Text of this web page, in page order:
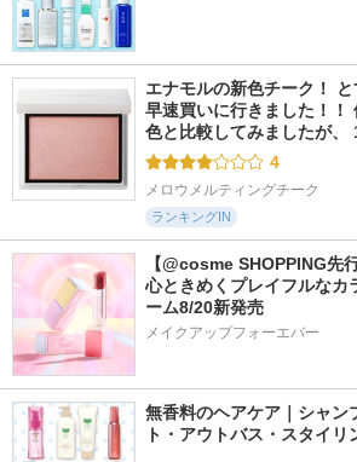
エナモルの新色チーク！
早速買いに行きました！！
色と比較してみましたが
4
メロウメルティングチーク
ランキングIN
【@cosme SHOPPING先
心ときめくプレイフルなカ
ーム8/20新発売
メイクアップフォーエバー
無香料のヘアケア｜シャン
ト・アウトバス・スタイリ